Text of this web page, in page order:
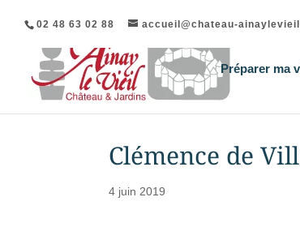
02 48 63 02 88 accueil@chateau-
Préparer ma
Clémence de
4 juin 2019